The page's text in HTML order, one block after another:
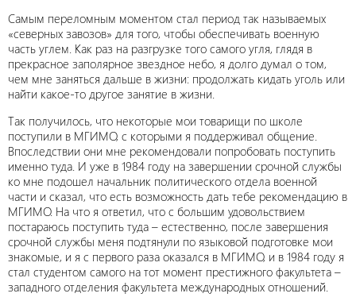
Самым переломным моментом стал период так называемых
«северных завозов» для того, чтобы обеспечивать военную
часть углем. Как раз на разгрузке того самого угля, глядя в
прекрасное заполярное звездное небо, я долго думал о том,
чем мне заняться дальше в жизни: продолжать кидать уголь или
найти какое-то другое занятие в жизни.
Так получилось, что некоторые мои товарищи по школе
поступили в МГИМО, с которыми я поддерживал общение.
Впоследствии они мне рекомендовали попробовать поступить
именно туда. И уже в 1984 году на завершении срочной службы
ко мне подошел начальник политического отдела военной
части и сказал, что есть возможность дать тебе рекомендацию в
МГИМО. На что я ответил, что с большим удовольствием
постараюсь поступить туда – естественно, после завершения
срочной службы меня подтянули по языковой подготовке мои
знакомые, и я с первого раза оказался в МГИМО, и в 1984 году я
стал студентом самого на тот момент престижного факультета –
западного отделения факультета международных отношений.